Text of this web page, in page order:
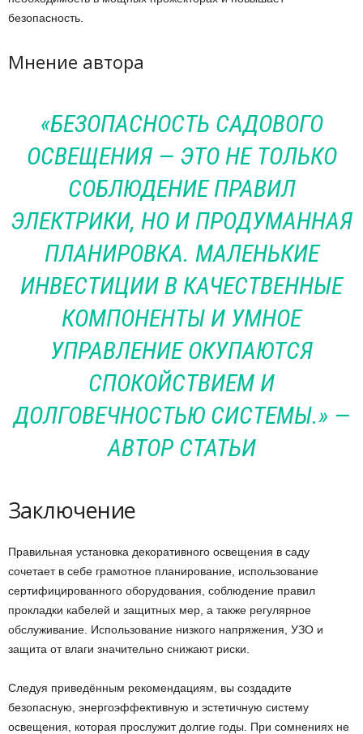
безопасность.
Мнение автора
«БЕЗОПАСНОСТЬ САДОВОГО
ОСВЕЩЕНИЯ — ЭТО НЕ ТОЛЬКО
СОБЛЮДЕНИЕ ПРАВИЛ
ЭЛЕКТРИКИ, НО И ПРОДУМАННАЯ
ПЛАНИРОВКА. МАЛЕНЬКИЕ
ИНВЕСТИЦИИ В КАЧЕСТВЕННЫЕ
КОМПОНЕНТЫ И УМНОЕ
УПРАВЛЕНИЕ ОКУПАЮТСЯ
СПОКОЙСТВИЕМ И
ДОЛГОВЕЧНОСТЬЮ СИСТЕМЫ.» —
АВТОР СТАТЬИ
Заключение
Правильная установка декоративного освещения в саду
сочетает в себе грамотное планирование, использование
сертифицированного оборудования, соблюдение правил
прокладки кабелей и защитных мер, а также регулярное
обслуживание. Использование низкого напряжения, УЗО и
защита от влаги значительно снижают риски.
Следуя приведённым рекомендациям, вы создадите
безопасную, энергоэффективную и эстетичную систему
освещения, которая прослужит долгие годы. При сомнениях не